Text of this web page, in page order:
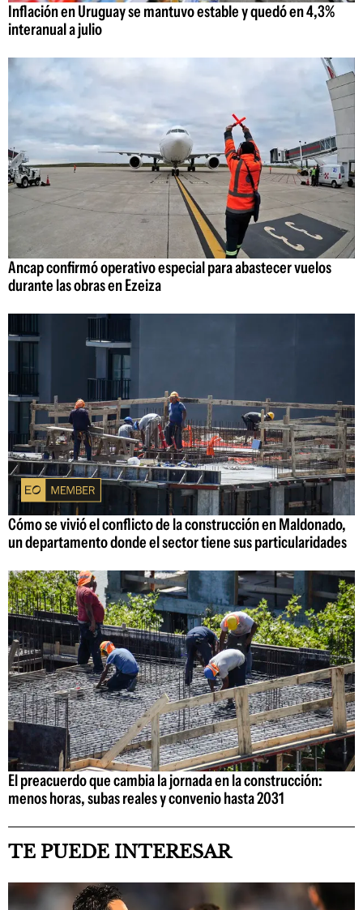
Inflación en Uruguay se mantuvo estable y quedó en 4,3%
interanual a julio
Ancap confirmó operativo especial para abastecer vuelos
durante las obras en Ezeiza
Cómo se vivió el conflicto de la construcción en Maldonado,
un departamento donde el sector tiene sus particularidades
El preacuerdo que cambia la jornada en la construcción:
menos horas, subas reales y convenio hasta 2031
TE PUEDE INTERESAR